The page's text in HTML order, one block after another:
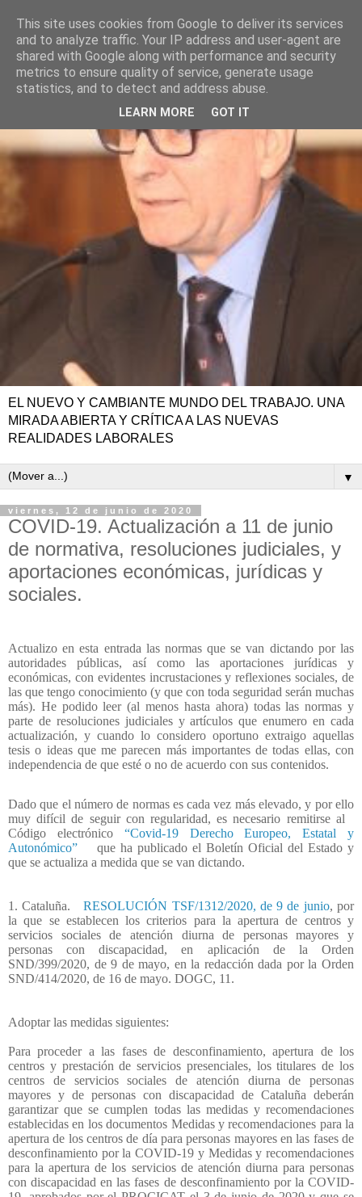
EL NUEVO Y CAMBIANTE MUNDO DEL TRABAJO. UNA
MIRADA ABIERTA Y CRÍTICA A LAS NUEVAS
REALIDADES LABORALES
▼
viernes, 12 de junio de 2020
COVID-19. Actualización a 11 de junio
de normativa, resoluciones judiciales, y
aportaciones económicas, jurídicas y
sociales.
Actualizo en esta entrada las normas que se van dictando por las
autoridades públicas, así como las aportaciones jurídicas y
económicas, con evidentes incrustaciones y reflexiones sociales, de
las que tengo conocimiento (y que con toda seguridad serán muchas
más). He podido leer (al menos hasta ahora) todas las normas y
parte de resoluciones judiciales y artículos que enumero en cada
actualización, y cuando lo considero oportuno extraigo aquellas
tesis o ideas que me parecen más importantes de todas ellas, con
independencia de que esté o no de acuerdo con sus contenidos.
Dado que el número de normas es cada vez más elevado, y por ello
muy difícil de seguir con regularidad, es necesario remitirse al
Código electrónico “Covid-19 Derecho Europeo, Estatal y
Autonómico”
que ha publicado el Boletín Oficial del Estado y
que se actualiza a medida que se van dictando.
1. Cataluña. RESOLUCIÓN TSF/1312/2020, de 9 de junio, por
la que se establecen los criterios para la apertura de centros y
servicios sociales de atención diurna de personas mayores y
personas con discapacidad, en aplicación de la Orden
SND/399/2020, de 9 de mayo, en la redacción dada por la Orden
SND/414/2020, de 16 de mayo. DOGC, 11.
Adoptar las medidas siguientes:
Para proceder a las fases de desconfinamiento, apertura de los
centros y prestación de servicios presenciales, los titulares de los
centros de servicios sociales de atención diurna de personas
mayores y de personas con discapacidad de Cataluña deberán
garantizar que se cumplen todas las medidas y recomendaciones
establecidas en los documentos Medidas y recomendaciones para la
apertura de los centros de día para personas mayores en las fases de
desconfinamiento por la COVID-19 y Medidas y recomendaciones
para la apertura de los servicios de atención diurna para personas
con discapacidad en las fases de desconfinamiento por la COVID-
This site uses cookies from Google to deliver its services
and to analyze traffic. Your IP address and user-agent are
shared with Google along with performance and security
metrics to ensure quality of service, generate usage
statistics, and to detect and address abuse.
LEARN MORE GOT IT